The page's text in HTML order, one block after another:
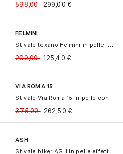
598,00 299,00€
-40%
-40%
FELMINI
209,00 125,40€
-30%
-30%
VIA ROMA 15
Stivale Via Roma 15 in pelle con ze...
375,00 262,50€
-50%
-50%
ASH